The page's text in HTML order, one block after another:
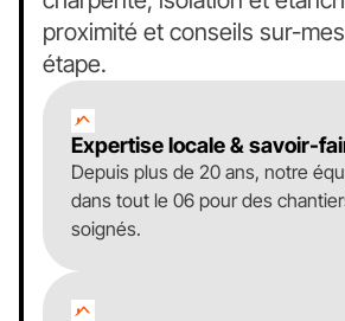
proximité et conseils sur-
étape.
Expertise locale & savoir-
Depuis plus de 20 ans, notre
dans tout le 06 pour des
soignés.